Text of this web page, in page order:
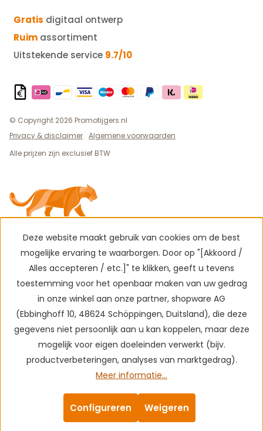
Gratis digitaal ontwerp
Ruim assortiment
Uitstekende service 9.7/10
© Copyright 2026 Promotijgers.nl
Privacy & disclaimer Algemene voorwaarden
Alle prijzen zijn exclusief BTW
Deze website maakt gebruik van cookies om de best
mogelijke ervaring te waarborgen. Door op "[Akkoord /
Alles accepteren / etc.]" te klikken, geeft u tevens
toestemming voor het openbaar maken van uw gedrag
in onze winkel aan onze partner, shopware AG
(Ebbinghoff 10, 48624 Schöppingen, Duitsland), die deze
gegevens niet persoonlijk aan u kan koppelen, maar deze
mogelijk voor eigen doeleinden verwerkt (bijv.
productverbeteringen, analyses van marktgedrag).
Meer informatie...
Weigeren
Configureren